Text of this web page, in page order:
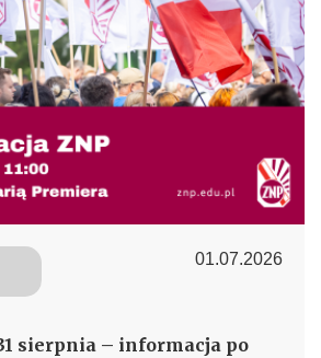
01.07.2026
sierpnia – informacja po